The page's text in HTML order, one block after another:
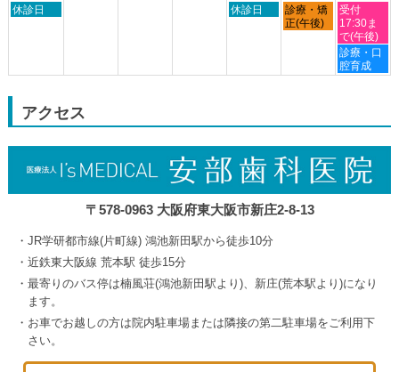
2026
2026
2026
日
30th
休診日
木
3rd
休診日
金
曜
4th
診療・矯
正(午後)
土
曜
日,
9
月
5th
受付
17:30ま
で(午後)
土
曜
日,
診療・口
腔育成
アクセス
〒578-0963 大阪府東大阪市新庄2-8-13
JR学研都市線(片町線) 鴻池新田駅から徒歩10分
近鉄東大阪線 荒本駅 徒歩15分
最寄りのバス停は楠風荘(鴻池新田駅より)、新庄(荒本駅より)になり
ます。
お車でお越しの方は院内駐車場または隣接の第二駐車場をご利用下
さい。